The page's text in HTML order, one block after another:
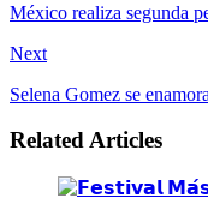
México realiza segunda
Next
Selena Gomez se
Related Articles